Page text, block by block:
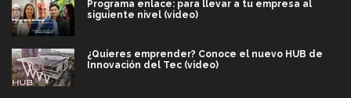
Programa enlace: para llevar a tu empresa al
siguiente nivel (video)
¿Quieres emprender? Conoce el nuevo HUB de
Innovación del Tec (video)